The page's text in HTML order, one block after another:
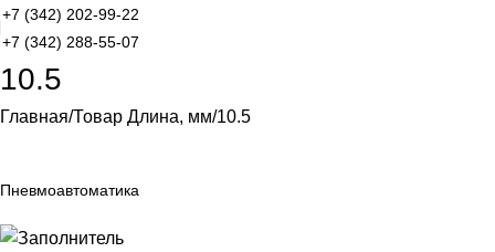
+7 (342) 202-99-22
+7 (342) 288-55-07
10.5
Главная Товар Длина, мм 10.5
Пневмоавтоматика